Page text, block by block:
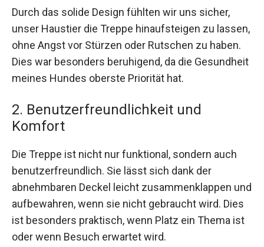
Durch das solide Design fühlten wir uns sicher,
unser Haustier die Treppe hinaufsteigen zu lassen,
ohne Angst vor Stürzen oder Rutschen zu haben.
Dies war besonders beruhigend, da die Gesundheit
meines Hundes oberste Priorität hat.
2. Benutzerfreundlichkeit und
Komfort
Die Treppe ist nicht nur funktional, sondern auch
benutzerfreundlich. Sie lässt sich dank der
abnehmbaren Deckel leicht zusammenklappen und
aufbewahren, wenn sie nicht gebraucht wird. Dies
ist besonders praktisch, wenn Platz ein Thema ist
oder wenn Besuch erwartet wird.